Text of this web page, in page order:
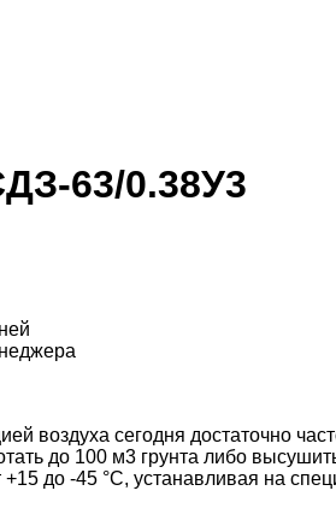
63/0.38У3
воздуха сегодня достаточно
до 100 м3 грунта либо
до -45 °С, устанавливая на